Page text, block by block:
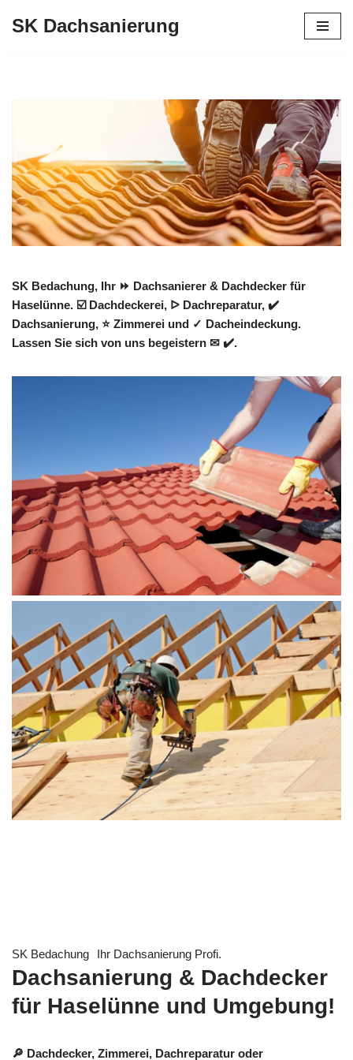
SK Dachsanierung
SK Bedachung, Ihr ⏩ Dachsanierer & Dachdecker für
Haselünne. ☑️ Dachdeckerei, ᐅ Dachreparatur, ✔️
Dachsanierung, ⭐ Zimmerei und ✓ Dacheindeckung.
Lassen Sie sich von uns begeistern ✉ ✔️.
SK Bedachung Ihr Dachsanierung Profi.
Dachsanierung & Dachdecker
für Haselünne und Umgebung!
🔎 Dachdecker, Zimmerei, Dachreparatur oder